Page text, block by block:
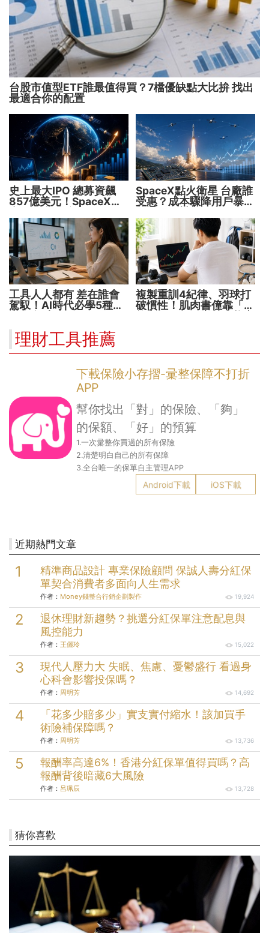
台股市值型ETF誰最值得買？7檔優缺點大比拚 找出
最適合你的配置
史上最大IPO 總募資飆
857億美元！SpaceX升
SpaceX點火衛星 台廠誰
受惠？成本驟降用戶暴增
工具人人都有 差在誰會
駕馭！AI時代必學5種能
複製重訓4紀律、羽球打
破慣性！肌肉書僮靠「動
理財工具推薦
下載保險小存摺-彚整保障不打折
APP
幫你找出「對」的保險、「夠」
的保額、「好」的預算
1.一次彚整你買過的所有保險
2.清楚明白自己的所有保障
3.全台唯一的保單自主管理APP
Android下載 iOS下載
近期熱門文章
精準商品設計 專業保險顧問 保誠人壽分紅保
單契合消費者多面向人生需求
作者： Money錢整合行銷企劃製作 19,924
退休理財新趨勢？挑選分紅保單注意配息與
風控能力
作者： 王儷玲 15,022
現代人壓力大 失眠、焦慮、憂鬱盛行 看過身
心科會影響投保嗎？
作者： 周明芳 14,692
「花多少賠多少」實支實付縮水！該加買手
術險補保障嗎？
作者： 周明芳 13,736
報酬率高達6%！香港分紅保單值得買嗎？高
報酬背後暗藏6大風險
作者： 呂珮辰 13,728
猜你喜歡